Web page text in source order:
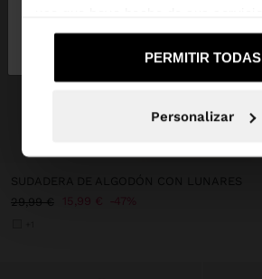
PERMITIR TODAS
Personalizar
SUDADERA DE ALGODÓN CON LUNARES
29,99 €
15,99 € 47%